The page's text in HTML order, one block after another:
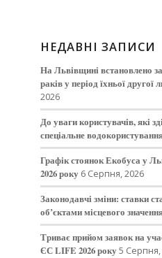
НЕДАВНІ ЗАПИСИ
На Львівщині встановлено
раків у період їхньої другої
2026
До уваги користувачів, які
спеціальне
Графік стоянок Екобуса у
2026 року 6 Серпня, 2026
Законодавчі зміни: ставки
об’єктами місцевого
Триває прийом заявок на
ЄС LIFE 2026 року5 Серпня,